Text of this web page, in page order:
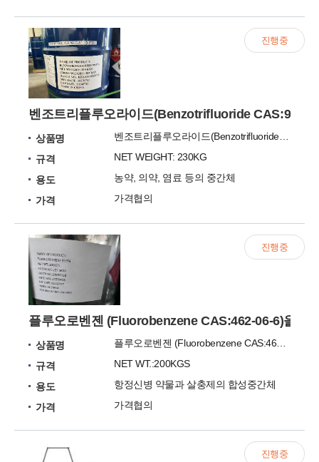
벤조트리플루오라이드(Benzotrifluoride CAS:98-
상품명
벤조트리플루오라이드(Benzotrifluoride CAS:98-08-8)
규격
NET WEIGHT: 230KG
용도
농약, 의약, 염료 등의 중간체
가격
가격협의
진행중
플루오로벤젠​ (Fluorobenzene CAS:462-06-6)을 판
상품명
규격
NET WT.:200KGS
용도
항정신병 약물과 살충제의 합성중간체
가격
가격협의
진행중
진행중